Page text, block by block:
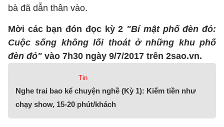
bà đã dẫn thân vào.
Mời các bạn đón đọc kỳ 2 "Bí mật phố đèn đỏ:
Cuộc sống không lối thoát ở những khu phố
đèn đỏ" vào 7h30 ngày 9/7/2017 trên 2sao.vn.
Tin
Nghe trai bao kể chuyện nghề (Kỳ 1): Kiếm tiền như
chạy show, 15-20 phút/khách